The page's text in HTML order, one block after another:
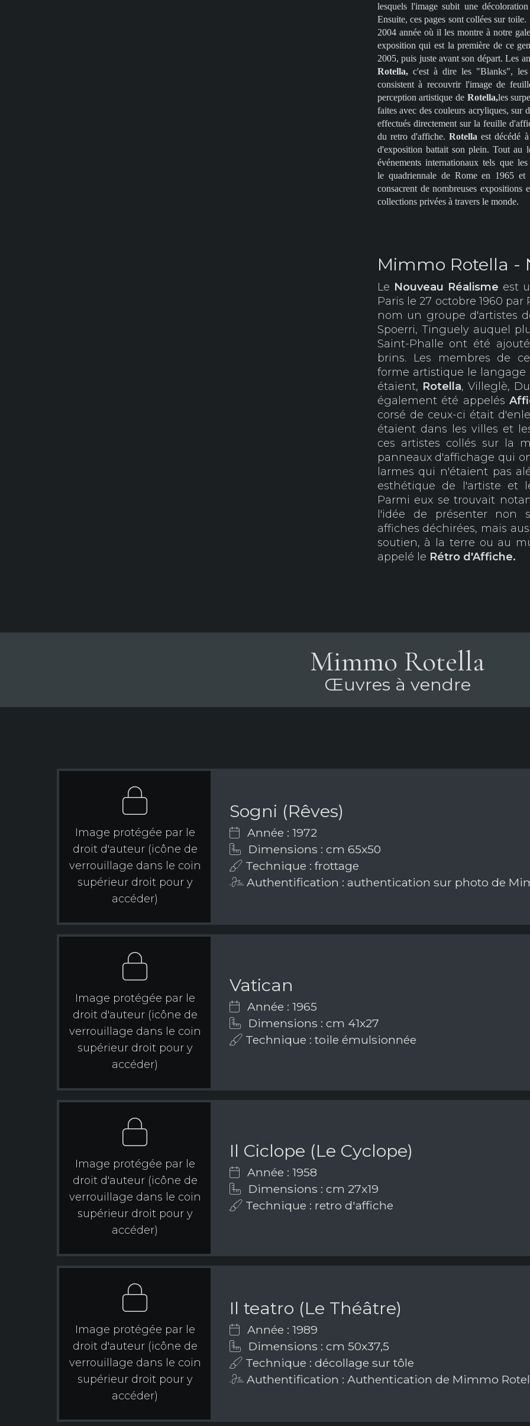
lesquels l'image subit une
Ensuite, ces pages sont collées sur toile.
2004 année où il les montre à notre
exposition qui est la première de ce
2005, puis juste avant son départ. Les
Rotella, c'est à dire les "Blanks",
consistent à recouvrir l'image de
perception artistique de Rotella,les
faites avec des couleurs acryliques, sur
effectués directement sur la feuille
du retro d'affiche.Rotellaest décédé
d'exposition battait son plein. Tout au
événements internationaux tels que
le quadriennale de Rome en 1965
consacrent de nombreuses
collections privées à travers le monde.
Mimmo Rotella -
Le Nouveau Réalisme est
Paris le 27 octobre 1960
nom un groupe d'artistes
Spoerri, Tinguely auquel
Saint-Phalle ont été
brins. Les membres de
forme artistique le
étaient, Rotella, Villeglè,
également été appelés
corsé de ceux-ci était
étaient dans les villes et
ces artistes collés sur la
panneaux d'affichage qui
larmes qui n'étaient pas
esthétique de l'artiste et
Parmi eux se trouvait
l'idée de présenter non
affiches déchirées, mais
soutien, à la terre ou au
appelé le Rétro d'Affiche.
Mimmo Rotella
Œuvres à vendre
Image protégée par le
droit d'auteur (icône de
verrouillage dans le coin
supérieur droit pour y
accéder)
Sogni (Rêves)
Année : 1972
Dimensions : cm 65x50
Technique : frottage
Authentification : authentication sur photo de
Image protégée par le
droit d'auteur (icône de
verrouillage dans le coin
supérieur droit pour y
accéder)
Vatican
Année : 1965
Dimensions : cm 41x27
Technique : toile émulsionnée
Image protégée par le
droit d'auteur (icône de
verrouillage dans le coin
supérieur droit pour y
accéder)
Il Ciclope (Le Cyclope)
Année : 1958
Dimensions : cm 27x19
Technique : retro d'affiche
Image protégée par le
droit d'auteur (icône de
verrouillage dans le coin
supérieur droit pour y
accéder)
Il teatro (Le Théâtre)
Année : 1989
Dimensions : cm 50x37,5
Technique : décollage sur tôle
Authentification : Authentication de Mimmo